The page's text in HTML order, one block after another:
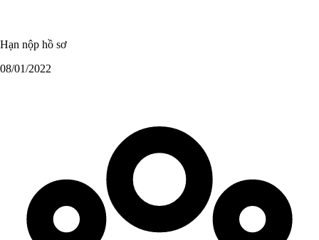
Hạn nộp hồ sơ
08/01/2022